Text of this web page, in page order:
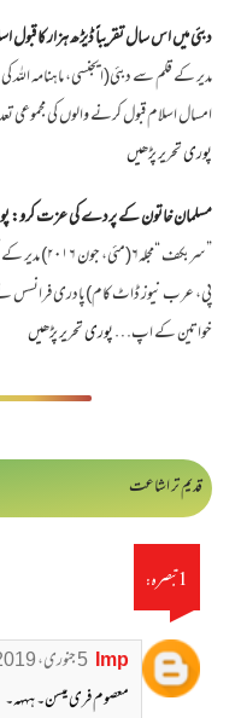
دبئی میں اس سال تقریباً ڈیڑھ ہزار کا قبول
مدیر کے قلم سے دبئی(ایجنسی، ماہنامہ
امسال اسلام قبول کرنے والوں کی مجموعی تعداد 1460 رہی۔ اسلام
پوری تحریر پڑھیں
مسلمان خاتون کے پردے کی عزت کرو:
پی، عرب نیوز ڈاٹ کام)پادری فرانسس
خواتین کے اپ…پوری تحریر پڑھیں
قدیم تر اشاعت
1 تبصرہ:
Imp 5 جنوری، 2019 کو 12:12 AM
معصوم فری میسن۔ ہہہہ۔